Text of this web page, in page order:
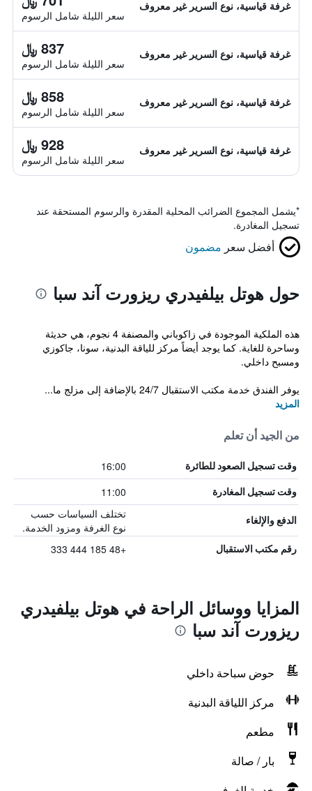
غرفة قياسية، نوع السرير غير معروف
سعر الليلة شامل الرسوم
غرفة قياسية، نوع السرير غير معروف 837 ﷼
سعر الليلة شامل الرسوم
غرفة قياسية، نوع السرير غير معروف 858 ﷼
سعر الليلة شامل الرسوم
غرفة قياسية، نوع السرير غير معروف 928 ﷼
سعر الليلة شامل الرسوم
*يشمل المجموع الضرائب المحلية المقدرة والرسوم المستحقة عند
تسجيل المغادرة.
أفضل سعر مضمون
حول هوتل بيلفيدري ريزورت آند سبا
هذه الملكية الموجودة في زاكوباني والمصنفة 4 نجوم، هي حديثة
وساحرة للغاية. كما يوجد أيضاً مركز للياقة البدنية، سونا، جاكوزي
ومسبح داخلي.
يوفر الفندق خدمة مكتب الاستقبال 24/7 بالإضافة إلى مزلج ما...
المزيد
من الجيد أن تعلم
وقت تسجيل الصعود للطائرة 16:00
وقت تسجيل المغادرة 11:00
الدفع والإلغاء
تختلف السياسات حسب
نوع الغرفة ومزود الخدمة.
رقم مكتب الاستقبال +48 185 444 333
المزايا ووسائل الراحة في هوتل بيلفيدري
ريزورت آند سبا
حوض سباحة داخلي
مركز اللياقة البدنية
مطعم
بار / صالة